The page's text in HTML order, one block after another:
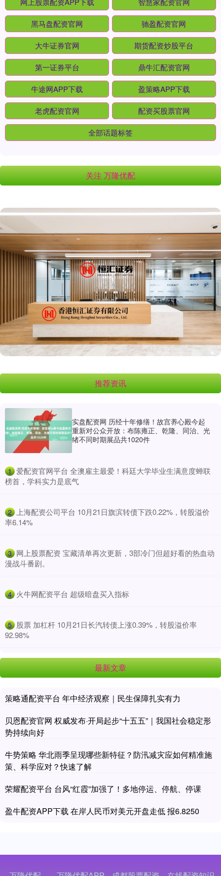
黑马盘配资官网 驰盈配资官网
大牛证券官网 期货配资炒股平台
第一证券平台 鼎牛汇配资官网
牛途网APP下载 盈策略APP下载
老虎配资官网 配资买股票官网
全部话题标签
关注 万隆优配
推荐资讯
实盘配资网 历经十年修缮！故宫养心殿今起
重新对公众开放：布陈雍正、乾隆、同治、光
绪不同时期展品共1020件
1 ​爱配资官网平台 全澳雇主最爱！科廷大学毕业生满意度蝉联
榜首，学科实力是底气
2
​上海配资公司平台 10月21日旗滨转债下跌0.22%，转股溢价
率6.14%
3 ​网上股票配资 宝藏清单再次更新，3部冷门但超好看的热血动
漫战斗番剧。
4 ​火牛网配资平台 超级暗盘买入指标
5 ​股票 加杠杆 10月21日长汽转债上涨0.39%，转股溢价率
92.98%
最新文章
策略通配资平台 年中经济观察｜民生保障扎实有力
贝恩配资官网 权威发布·开局起步“十五五”｜我国社会稳定形
势持续向好
牛势策略 华北雨季呈现哪些新特征？防汛减灾应如何精准施
策、科学应对？快速了解
荣耀配资平台 台风“红霞”加强了！多地停运、停航、停课
盈牛配资APP下载 在岸人民币对美元开盘走低 报6.8250